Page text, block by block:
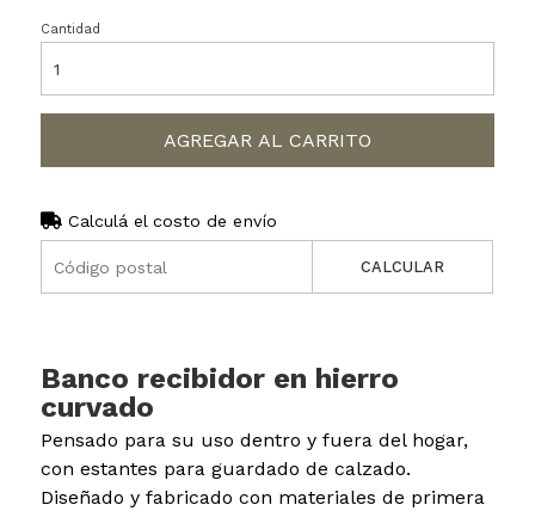
Cantidad
AGREGAR AL CARRITO
Calculá el costo de envío
CALCULAR
Banco recibidor en hierro
curvado
Pensado para su uso dentro y fuera del hogar,
con estantes para guardado de calzado.
Diseñado y fabricado con materiales de primera